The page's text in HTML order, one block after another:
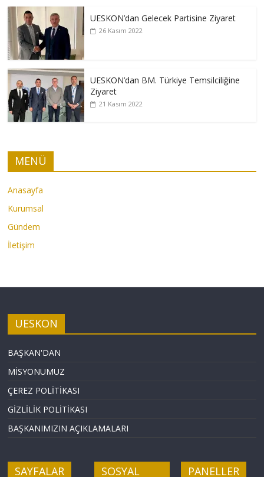
UESKON’dan Gelecek Partisine Ziyaret
26 Kasım 2022
UESKON’dan BM. Türkiye Temsilciliğine
Ziyaret
21 Kasım 2022
MENÜ
Anasayfa
Kurumsal
Gündem
İletişim
UESKON
BAŞKAN'DAN
MİSYONUMUZ
ÇEREZ POLİTİKASI
GİZLİLİK POLİTİKASI
BAŞKANIMIZIN AÇIKLAMALARI
SAYFALAR
SOSYAL
PANELLER